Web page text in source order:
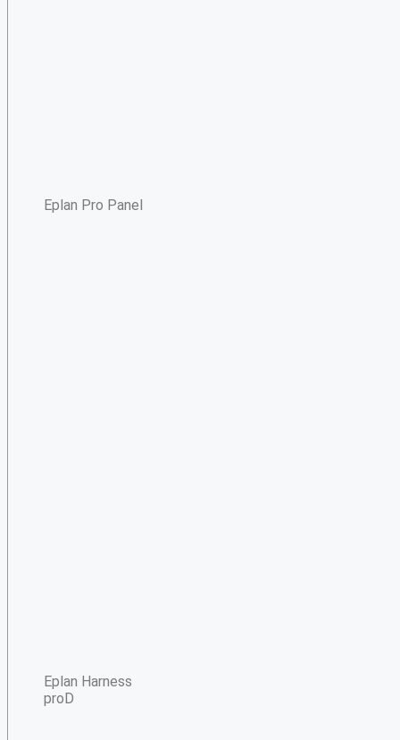
Eplan Pro Panel
Eplan Harness
proD